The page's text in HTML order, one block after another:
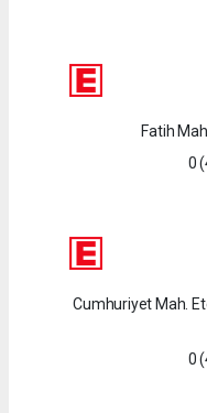
Fatih
0
Cumhuriyet Mah.
0